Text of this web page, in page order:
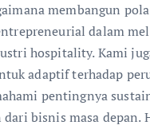
membangun
dalam
hospitality. Kami
adaptif terhadap
pentingnya
dari bisnis masa depan.